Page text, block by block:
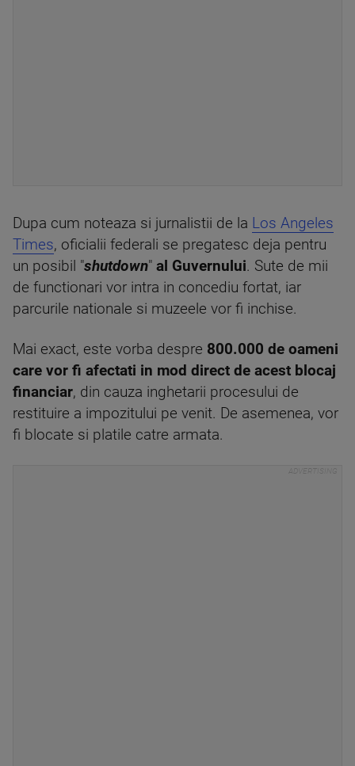
Dupa cum noteaza si jurnalistii de la Los Angeles
Times, oficialii federali se pregatesc deja pentru
un posibil "shutdown" al Guvernului. Sute de mii
de functionari vor intra in concediu fortat, iar
parcurile nationale si muzeele vor fi inchise.
Mai exact, este vorba despre 800.000 de oameni
care vor fi afectati in mod direct de acest blocaj
financiar, din cauza inghetarii procesului de
restituire a impozitului pe venit. De asemenea, vor
fi blocate si platile catre armata.